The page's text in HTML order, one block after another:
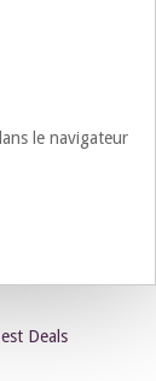
le navigateur
Deals